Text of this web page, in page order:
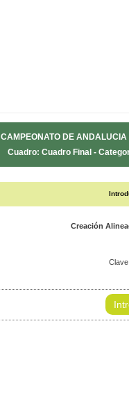
CAMPEONATO DE ANDALUCIA
Cuadro: Cuadro Final -
Creación